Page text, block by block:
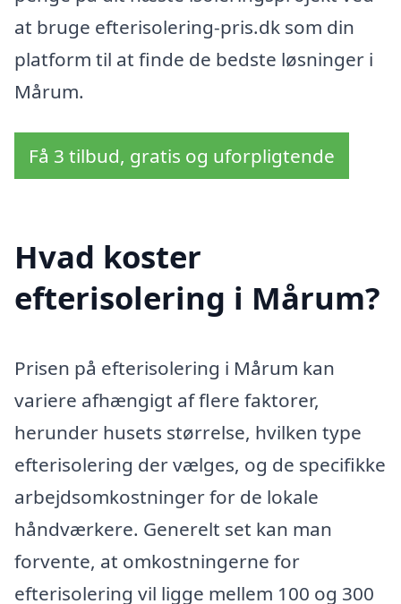
at bruge efterisolering-pris.dk som din
platform til at finde de bedste løsninger i
Mårum.
Få 3 tilbud, gratis og uforpligtende
Hvad koster
efterisolering i Mårum?
Prisen på efterisolering i Mårum kan
variere afhængigt af flere faktorer,
herunder husets størrelse, hvilken type
efterisolering der vælges, og de specifikke
arbejdsomkostninger for de lokale
håndværkere. Generelt set kan man
forvente, at omkostningerne for
efterisolering vil ligge mellem 100 og 300